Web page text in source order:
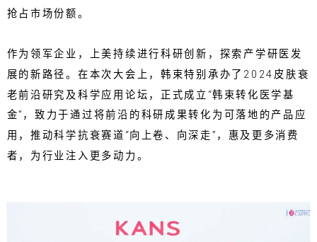
抢占市场份额。
作为领军企业，上美持续进行科研创新，探索产学研医发
展的新路径。在本次大会上，韩束特别承办了2024皮肤衰
老前沿研究及科学应用论坛，正式成立“韩束转化医学基
金”，致力于通过将前沿的科研成果转化为可落地的产品应
用，推动科学抗衰赛道“向上卷、向深走”，惠及更多消费
者，为行业注入更多动力。